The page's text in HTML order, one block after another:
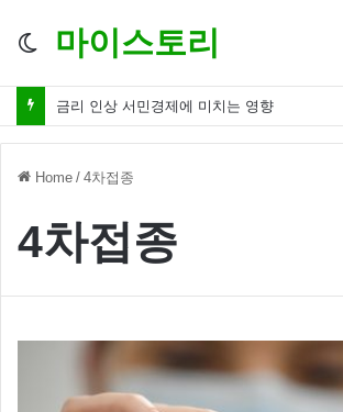
Switch
마이스토리
금리 인상 서민경제에 미치는 영향
Home / 4차접종
4차접종